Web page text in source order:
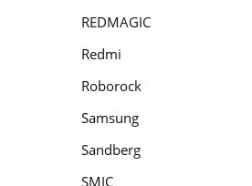
REDMAGIC
Redmi
Roborock
Samsung
Sandberg
SMIC